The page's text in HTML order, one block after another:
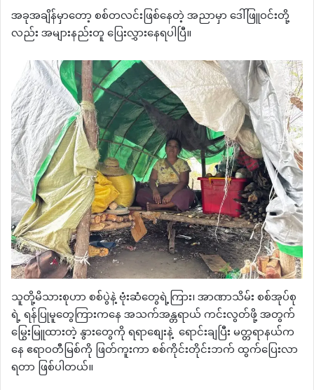
အခုအချိန်မှာတော့ စစ်တလင်းဖြစ်နေတဲ့ အညာမှာ ဒေါ်ဖြူဝင်းတို့
လည်း အများနည်းတူ ပြေးလွှားနေရပါပြီ။
သူတို့မိသားစုဟာ စစ်ပွဲနဲ့ ဗုံးဆံတွေရဲ့ကြား၊ အာဏာသိမ်း စစ်အုပ်စု
ရဲ့ ရန်ပြုမူတွေကြားကနေ အသက်အန္တရာယ် ကင်းလွတ်ဖို့ အတွက်
မြွေးမြူထားတဲ့ နွားတွေကို ရရာစျေးနဲ့ ရောင်းချပြီး မတ္တရာနယ်က
နေ ဧရာဝတီမြစ်ကို ဖြတ်ကူးကာ စစ်ကိုင်းတိုင်းဘက် ထွက်ပြေးလာ
ရတာ ဖြစ်ပါတယ်။